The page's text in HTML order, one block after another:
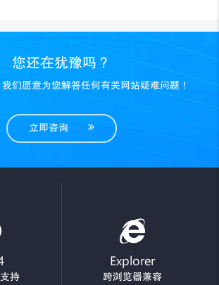
您还在犹豫吗？
们愿意为您解答任何有关网站疑难问题！
立即咨询
持
Explorer
跨浏览器兼容